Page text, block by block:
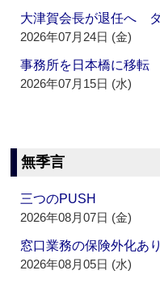
大津賀会長が退任へ
2026年07月24日 (金)
事務所を日本橋に移転
2026年07月15日 (水)
無季言
三つのPUSH
2026年08月07日 (金)
窓口業務の保険外化あ
2026年08月05日 (水)